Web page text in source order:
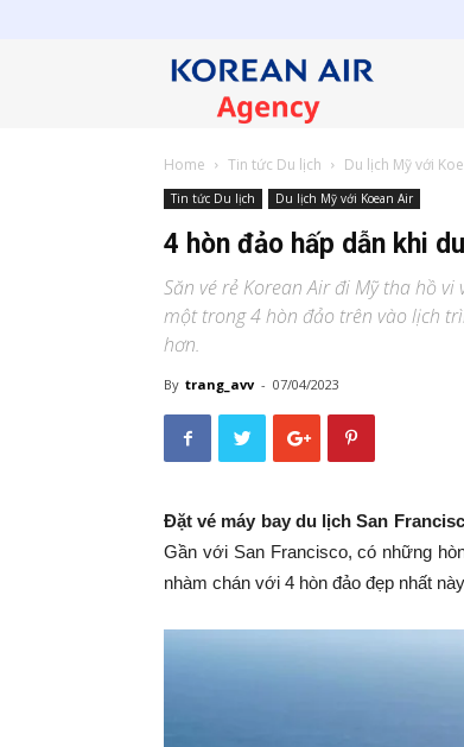
Korean
Air
Home Tin tức Du lịch Du lịch Mỹ với
Tin tức Du lịch Du lịch Mỹ với Koean Air
4 hòn đảo hấp dẫn khi
Săn vé rẻ Korean Air đi Mỹ tha hồ
một trong 4 hòn đảo trên vào lịch
hơn.
By trang_avv - 07/04/2023
Đặt vé máy bay du lịch San
Gần với San Francisco, có những
nhàm chán với 4 hòn đảo đẹp nhất